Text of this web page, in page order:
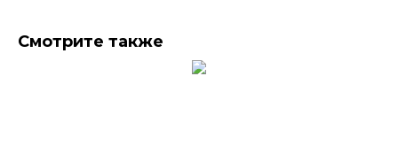
Смотрите также